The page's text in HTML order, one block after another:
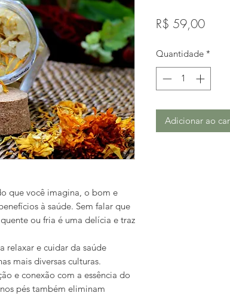
que você imagina, o bom e
à saúde. Sem falar que
ou fria é uma delícia e traz
relaxar e cuidar da saúde
mais diversas culturas.
e conexão com a essência do
pés também eliminam
R$ 59,00Preço
Quantidade *
Adicionar ao